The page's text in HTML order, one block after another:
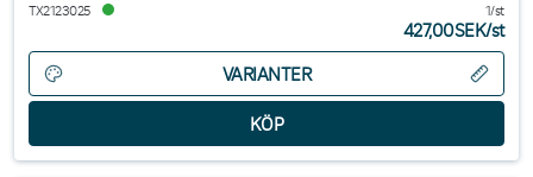
TX2123025 1/st
427,00SEK/st
VARIANTER